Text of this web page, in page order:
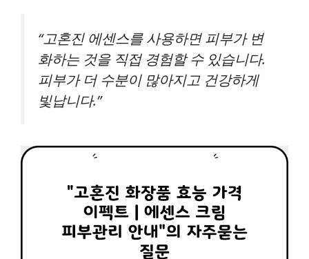
“고혼진 에센스를 사용하면 피부가 변
화하는 것을 직접 경험할 수 있습니다.
피부가 더 수분이 많아지고 건강하게
빛납니다.”